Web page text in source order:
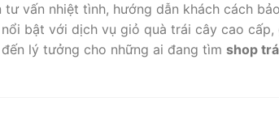
vấn nhiệt tình, hướng dẫn khách cách
bật với dịch vụ giỏ quà trái cây cao cấp,
lý tưởng cho những ai đang tìm shop